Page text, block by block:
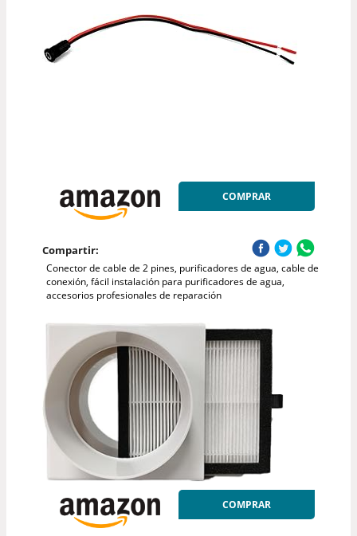
COMPRAR
Compartir:
Conector de cable de 2 pines, purificadores de agua, cable de
conexión, fácil instalación para purificadores de agua,
accesorios profesionales de reparación
COMPRAR